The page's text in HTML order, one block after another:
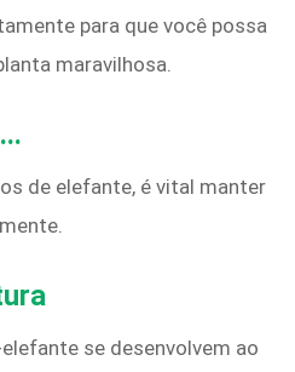
para que você possa
maravilhosa.
de elefante, é vital manter
se desenvolvem ao